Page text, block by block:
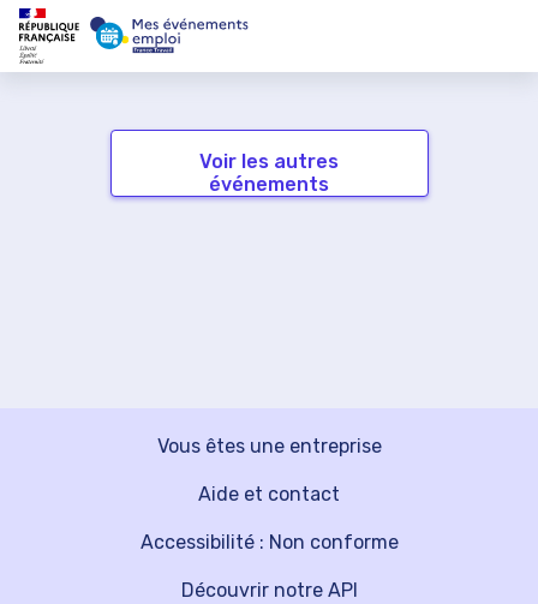
Voir les autres
événements
Vous êtes une entreprise
Découvrir notre API
Aide et contact
Accessibilité : Non conforme